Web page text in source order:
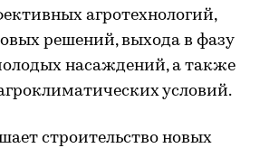
агротехнологий,
решений, выхода в фазу
насаждений, а также
условий.
строительство новых